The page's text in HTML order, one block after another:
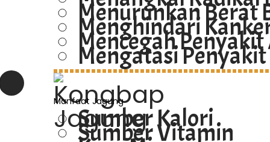
Menurunkan Berat
Menghindari
Mencegah
Mengatasi
Manfaat Jagung
Sumber Kalori
Sumber Vitamin